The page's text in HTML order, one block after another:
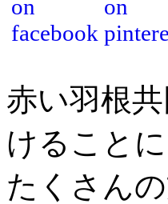
赤い羽根
けること
たくさん